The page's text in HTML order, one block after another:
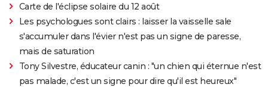
Carte de l'éclipse solaire du 12 août
Les psychologues sont clairs : laisser la vaisselle sale
s'accumuler dans l'évier n'est pas un signe de paresse,
mais de saturation
Tony Silvestre, éducateur canin : "un chien qui éternue n'est
pas malade, c'est un signe pour dire qu'il est heureux"